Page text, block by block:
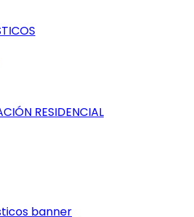
RESIDENCIAL